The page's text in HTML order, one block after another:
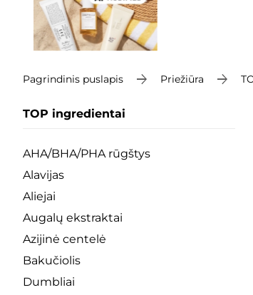
Pagrindinis puslapis Priežiūra
TOP ingredientai
AHA/BHA/PHA rūgštys
Alavijas
Aliejai
Augalų ekstraktai
Azijinė centelė
Bakučiolis
Dumbliai